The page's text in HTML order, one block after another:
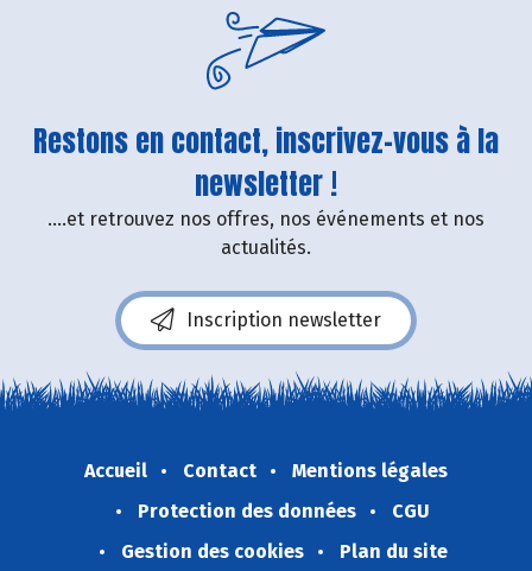
Restons en contact, inscrivez-vous à la
newsletter !
....et retrouvez nos offres, nos événements et nos
actualités.
Inscription newsletter
Accueil Contact
Mentions légales
Protection des données
CGU
Gestion des cookies
Plan du site